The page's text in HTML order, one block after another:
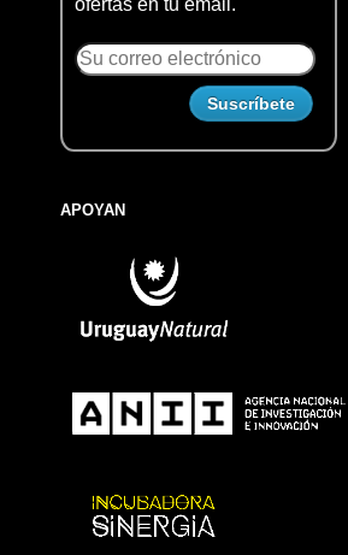
ofertas en tu email.
APOYAN